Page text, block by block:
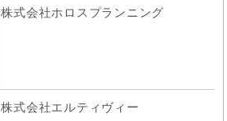
株式会社ホロスプランニング
株式会社エルティヴィー